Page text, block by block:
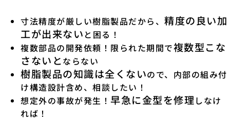
寸法精度が厳しい樹脂製品だから、 精度の良い加
工が出来ない と困る！
複数部品の開発依頼！限られた期間で複数型こな
さないとならない
樹脂製品の知識は全くないので、内部の組み付
け構造設計含め、相談したい！
想定外の事故が発生！ 早急に金型を修理しなけ
れば！